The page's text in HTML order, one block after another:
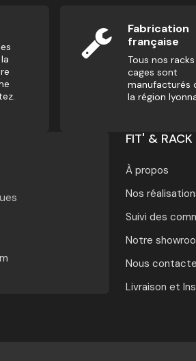
Fabrication
française
Tous nos
cages sont
manufacturés
la région
FIT' & RACK
À propos
Nos
Suivi des
Notre
Nous
Livraison et